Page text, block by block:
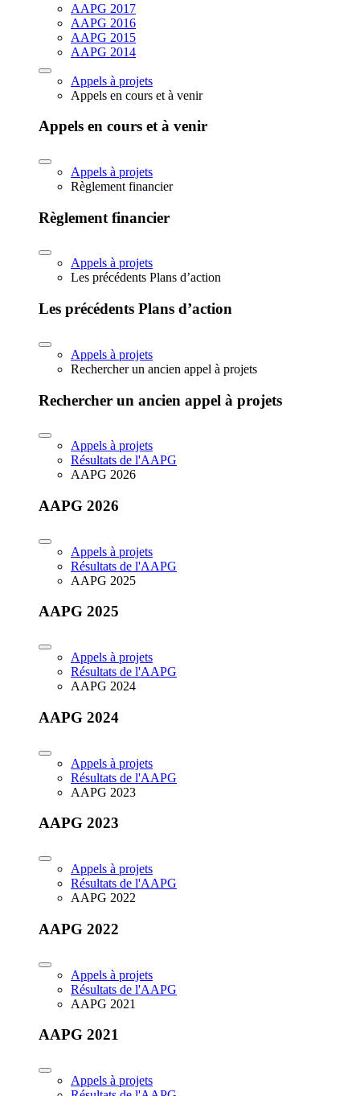
AAPG 2017
AAPG 2016
AAPG 2015
AAPG 2014
Appels à projets
Appels en cours et à venir
Appels en cours et à venir
Appels à projets
Règlement financier
Règlement financier
Appels à projets
Les précédents Plans d’action
Les précédents Plans d’action
Appels à projets
Rechercher un ancien appel à projets
Rechercher un ancien appel à projets
Appels à projets
Résultats de l'AAPG
AAPG 2026
AAPG 2026
Appels à projets
Résultats de l'AAPG
AAPG 2025
AAPG 2025
Appels à projets
Résultats de l'AAPG
AAPG 2024
AAPG 2024
Appels à projets
Résultats de l'AAPG
AAPG 2023
AAPG 2023
Appels à projets
Résultats de l'AAPG
AAPG 2022
AAPG 2022
Appels à projets
Résultats de l'AAPG
AAPG 2021
AAPG 2021
Appels à projets